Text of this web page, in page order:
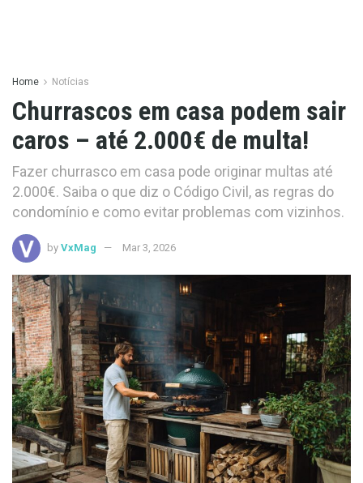
Home Notícias
Churrascos em casa podem sair
caros – até 2.000€ de multa!
Fazer churrasco em casa pode originar multas até
2.000€. Saiba o que diz o Código Civil, as regras do
condomínio e como evitar problemas com vizinhos.
by VxMag Mar 3, 2026